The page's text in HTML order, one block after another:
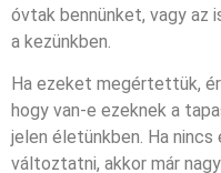
óvtak bennünket, vagy az
a kezünkben.
Ha ezeket megértettük,
hogy van-e ezeknek a
jelen életünkben. Ha nincs
változtatni, akkor már